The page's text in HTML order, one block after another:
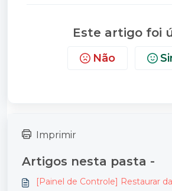
Este artigo foi
Não
Imprimir
Artigos nesta pasta -
[Painel de Controle] Restaurar